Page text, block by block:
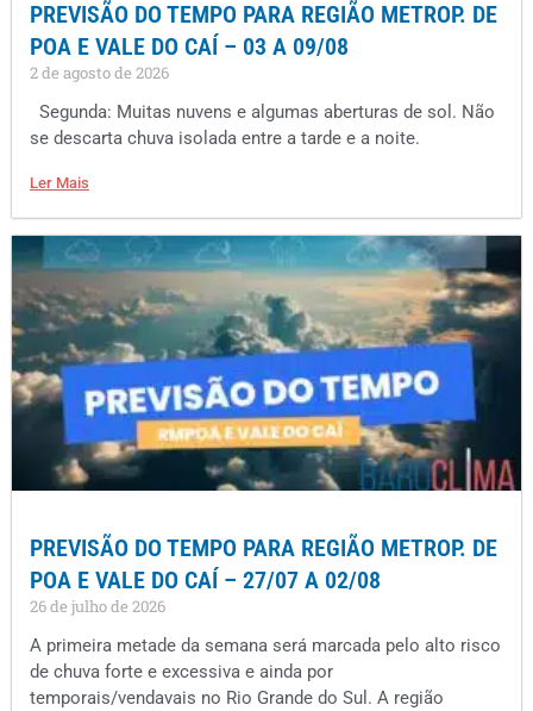
PREVISÃO DO TEMPO PARA REGIÃO METROP. DE
POA E VALE DO CAÍ – 03 A 09/08
2 de agosto de 2026
Segunda: Muitas nuvens e algumas aberturas de sol. Não
se descarta chuva isolada entre a tarde e a noite.
Ler Mais
PREVISÃO DO TEMPO PARA REGIÃO METROP. DE
POA E VALE DO CAÍ – 27/07 A 02/08
26 de julho de 2026
A primeira metade da semana será marcada pelo alto risco
de chuva forte e excessiva e ainda por
temporais/vendavais no Rio Grande do Sul. A região